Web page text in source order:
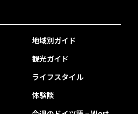
地域別ガイド
観光ガイド
ライフスタイル
体験談